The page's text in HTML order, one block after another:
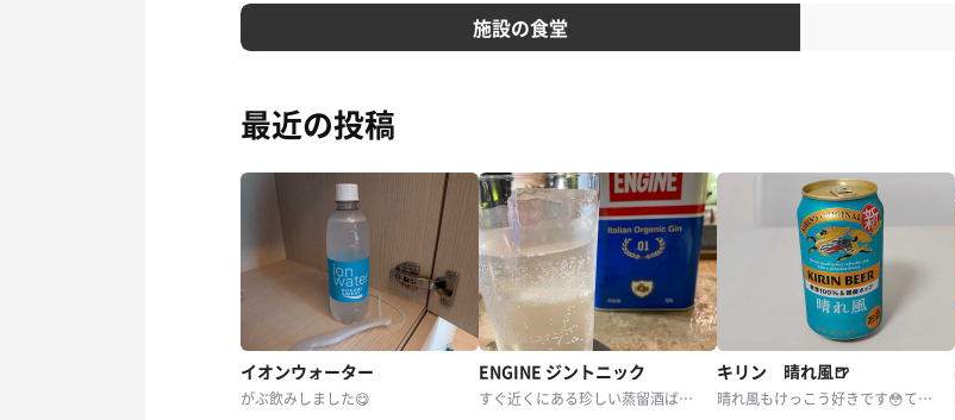
施設の食堂
最近の投稿
イオンウォーター
がぶ飲みしました😋
ENGINE ジントニック
すぐ近くにある珍しい蒸留酒ばかりのバーで、ずっと気になっていたイタリアのジン。
キリン 晴れ風🍺
晴れ風もけっこう好きです😳てかビールだいたい好きです😁